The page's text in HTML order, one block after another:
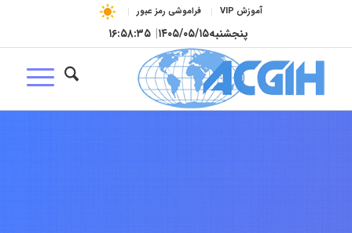
آموزش VIP فراموشی رمز عبور
پنجشنبه۱۴۰۵/۰۵/۱۵| ۱۶:۵۸:۳۶